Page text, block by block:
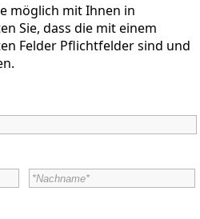
möglich mit Ihnen in
Sie, dass die mit einem
Felder Pflichtfelder sind und